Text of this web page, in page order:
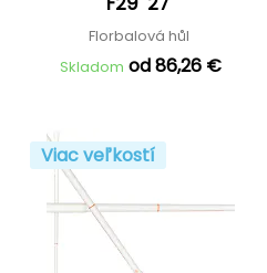
Florbalová hůl
Skladom od 86,26 €
Viac veľkostí